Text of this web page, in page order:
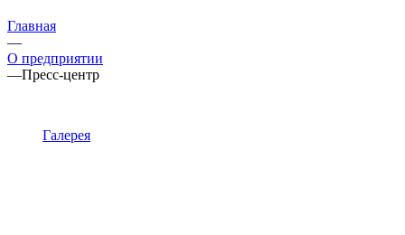
Главная
—
О предприятии
—Пресс-центр
Галерея